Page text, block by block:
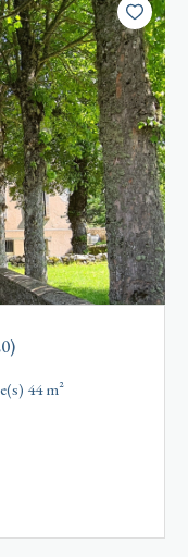
Maison 9 pièce(s) 5 chambre(s) 44 m²